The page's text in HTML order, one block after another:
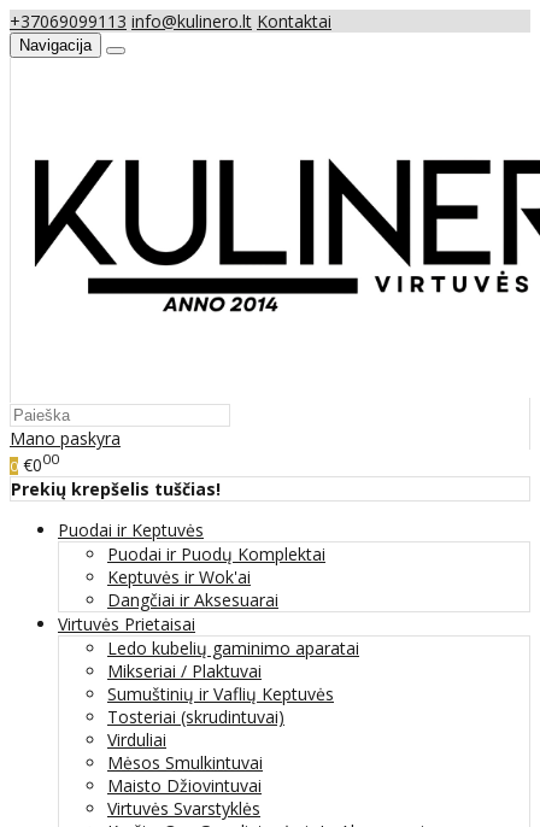
+37069099113 info@kulinero.lt Kontaktai
Navigacija
Mano paskyra
0 €000
Prekių krepšelis tuščias!
Puodai ir Keptuvės
Puodai ir Puodų Komplektai
Keptuvės ir Wok'ai
Dangčiai ir Aksesuarai
Virtuvės Prietaisai
Ledo kubelių gaminimo aparatai
Mikseriai / Plaktuvai
Sumuštinių ir Vaflių Keptuvės
Tosteriai (skrudintuvai)
Virduliai
Mėsos Smulkintuvai
Maisto Džiovintuvai
Virtuvės Svarstyklės